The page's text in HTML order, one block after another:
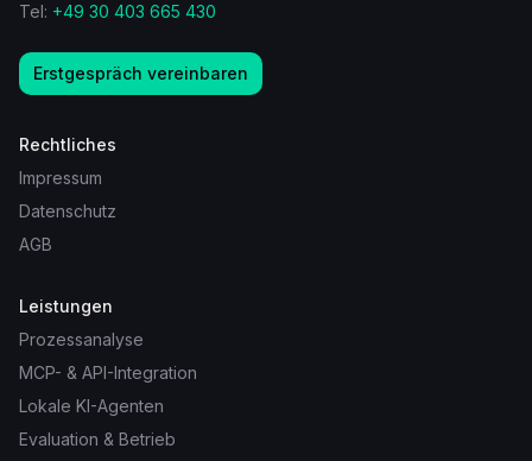
Tel: +49 30 403 665 430
Erstgespräch vereinbaren
Rechtliches
Impressum
Datenschutz
AGB
Leistungen
Prozessanalyse
MCP- & API-Integration
Lokale KI-Agenten
Evaluation & Betrieb